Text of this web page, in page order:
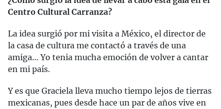
Centro Cultural Carranza?
La idea surgió por mi visita a México, el director de
la casa de cultura me contactó a través de una
amiga… Yo tenia mucha emoción de volver a cantar
en mi país.
Y es que Graciela lleva mucho tiempo lejos de tierras
mexicanas, pues desde hace un par de años vive en